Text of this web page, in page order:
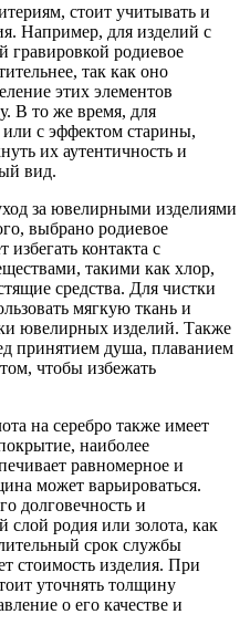
стоит учитывать и
Например, для изделий с
гравировкой родиевое
так как оно
этих элементов
В то же время, для
с эффектом старины,
их аутентичность и
вид.
за ювелирными изделиями
выбрано родиевое
избегать контакта с
такими как хлор,
средства. Для чистки
мягкую ткань и
ювелирных изделий. Также
принятием душа, плаванием
чтобы избежать
на серебро также имеет
наиболее
равномерное и
может варьироваться.
долговечность и
слой родия или золота, как
срок службы
стоимость изделия. При
уточнять толщину
о его качестве и